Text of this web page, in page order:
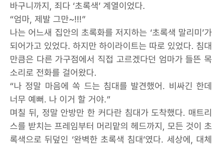
바구니까지, 죄다 ‘초록색’ 계열이었다.
“엄마, 제발 그만~!!!”
나는 어느새 집안의 초록화를 저지하는 ‘초록색 말리미’가
되어가고 있었다. 하지만 하이라이트는 따로 있었다. 침대
만큼은 다른 가구점에서 직접 고르겠다던 엄마가 들뜬 목
소리로 전화를 걸어왔다.
“나 정말 마음에 쏙 드는 침대를 발견했어. 비싸긴 한데
너무 예뻐. 나 이거 할 거야.”
며칠 뒤, 정말 안방만 한 커다란 침대가 도착했다. 매트리
스를 받치는 프레임부터 머리맡의 헤드까지, 모든 것이 초
록색으로 뒤덮인 ‘완벽한 초록색 침대’였다. 세상에, 대체